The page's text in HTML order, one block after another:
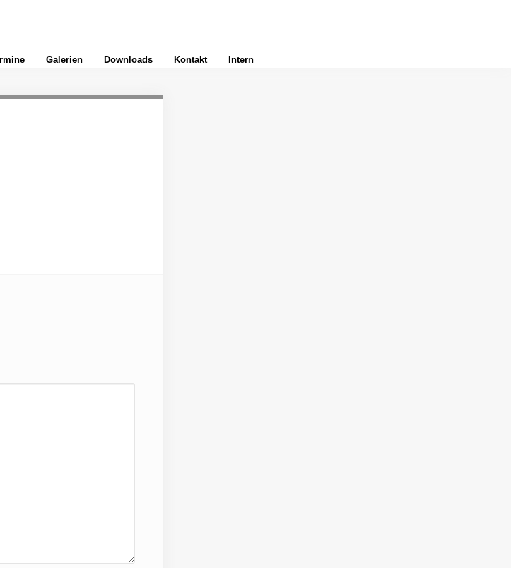
Galerien Downloads Kontakt Intern